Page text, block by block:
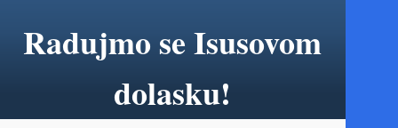
Radujmo se Isusovom
dolasku!